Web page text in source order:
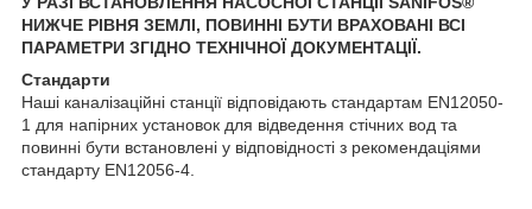
НИЖЧЕ РІВНЯ ЗЕМЛІ, ПОВИННІ БУТИ ВРАХОВАНІ ВСІ
ПАРАМЕТРИ ЗГІДНО ТЕХНІЧНОЇ ДОКУМЕНТАЦІЇ.
Стандарти
Наші каналізаційні станції відповідають стандартам EN12050-
1 для напірних установок для відведення стічних вод та
повинні бути встановлені у відповідності з рекомендаціями
стандарту EN12056-4.